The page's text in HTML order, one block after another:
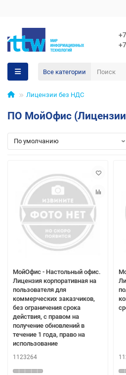
Все категории
Лицензии без НДС
ПО МойОфис
МойОфис - Настольный офис.
Лицензия корпоративная на
пользователя для
коммерческих заказчиков,
без ограничения срока
действия, с правом на
получение обновлений в
течение 1 года, право на
использование
1123264